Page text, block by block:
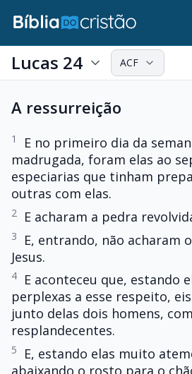
Lucas 24 ACF
A ressurreição
1
E no primeiro dia da
madrugada, foram elas ao
especiarias que tinham
outras com elas.
2 E acharam a pedra
3
E, entrando, não acharam
Jesus.
4
E aconteceu que, estando
perplexas a esse respeito,
junto delas dois homens,
resplandecentes.
5
E, estando elas muito
abaixando o rosto para o